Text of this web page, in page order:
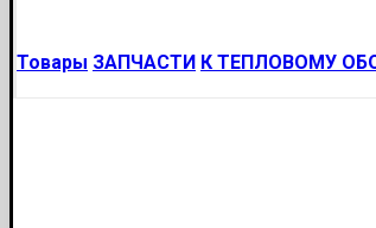
Товары ЗАПЧАСТИ К ТЕПЛОВОМУ